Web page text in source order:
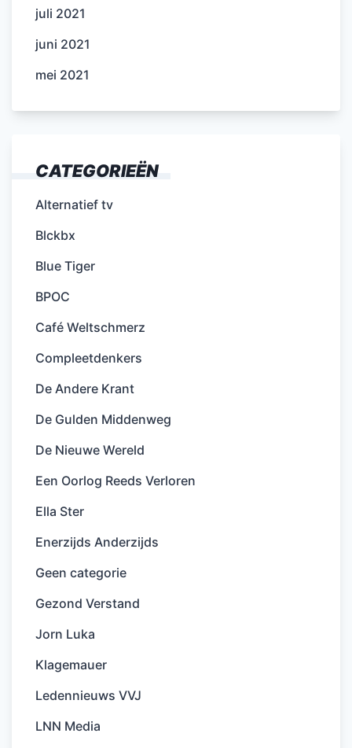
juli 2021
juni 2021
mei 2021
CATEGORIEËN
Alternatief tv
Blckbx
Blue Tiger
BPOC
Café Weltschmerz
Compleetdenkers
De Andere Krant
De Gulden Middenweg
De Nieuwe Wereld
Een Oorlog Reeds Verloren
Ella Ster
Enerzijds Anderzijds
Geen categorie
Gezond Verstand
Jorn Luka
Klagemauer
Ledennieuws VVJ
LNN Media